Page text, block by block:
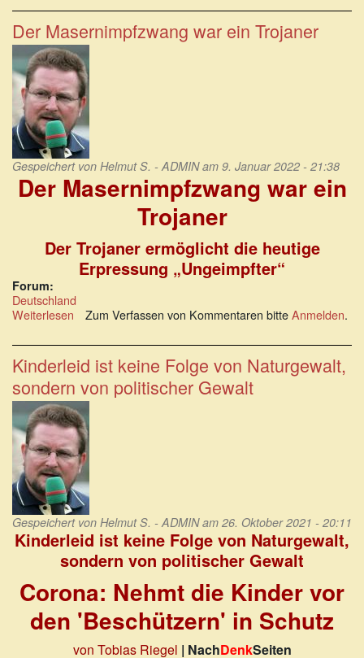
einer
Masernpflichtimpfung
Der Masernimpfzwang war ein Trojaner
Gespeichert von Helmut S. - ADMINam 9. Januar 2022 - 21:38
Der Masernimpfzwang war ein
Trojaner
Der Trojaner ermöglicht die heutige
Erpressung „Ungeimpfter“
Forum:
Deutschland
Weiterlesen über
Masernimpfzwang
war
ein
Trojaner
Zum Verfassen von Kommentaren bitteAnmelden.
Kinderleid ist keine Folge von Naturgewalt,
sondern von politischer Gewalt
Gespeichert von Helmut S. - ADMINam 26. Oktober 2021 - 20:11
Kinderleid ist keine Folge von Naturgewalt,
sondern von politischer Gewalt
Corona: Nehmt die Kinder vor
den 'Beschützern' in Schutz
von Tobias Riegel | NachDenkSeiten